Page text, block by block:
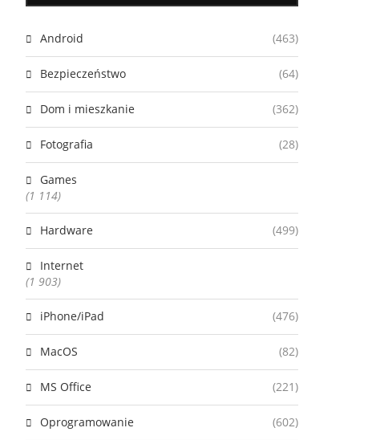
Android (463)
Bezpieczeństwo (64)
Dom i mieszkanie (362)
Fotografia (28)
Games
(1 114)
Hardware (499)
Internet
(1 903)
iPhone/iPad (476)
MacOS (82)
MS Office (221)
Oprogramowanie (602)